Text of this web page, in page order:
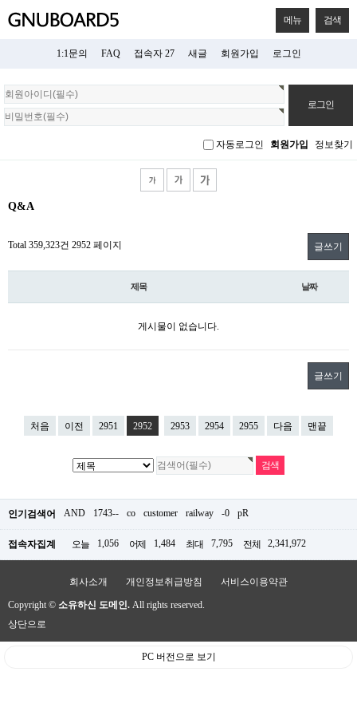
메뉴 검색
1:1문의 FAQ 접속자 27 새글 회원가입 로그인
회
원
로
자동로그인 회원가입 정보찾기
Q&A
Total 359,323건 2952 페이지 글쓰기
제목 날짜
게시물이 없습니다.
글쓰기
처음 이전 2951 2952 2953 2954 2955 다음 맨끝
인기검색어 AND 1743-- co customer railway -0 pR
접속자집계 오늘 1,056 어제 1,484 최대 7,795 전체 2,341,972
회사소개 개인정보취급방침 서비스이용약관
Copyright © 소유하신 도메인. All rights reserved.
상단으로
PC 버전으로 보기